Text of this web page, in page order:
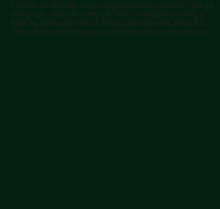
Là món ăn làm dậy sóng cộng đồng mạng một thời, gỏi gà
măng cụt – đặc sản vùng Lái Thiêu, mang một hương vị
khác lạ, không lẫn lộn với bất cứ món gỏi nào. Bạn chắc
chắn sẽ bị chinh phục ngay khi thưởng thức món ăn này.